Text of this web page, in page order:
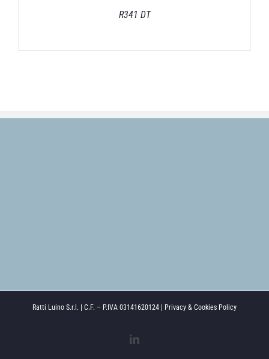
R341 DT
Ratti Luino S.r.l. | C.F. – P.IVA 03141620124 | Privacy & Cookies Policy
LinkedIn